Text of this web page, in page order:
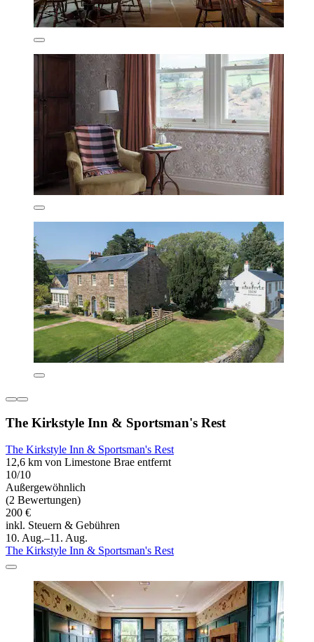
The Kirkstyle Inn & Sportsman's Rest
The Kirkstyle Inn & Sportsman's Rest
12,6 km von Limestone Brae entfernt
10/10
Außergewöhnlich
(2 Bewertungen)
200 €
inkl. Steuern & Gebühren
10. Aug.–11. Aug.
The Kirkstyle Inn & Sportsman's Rest